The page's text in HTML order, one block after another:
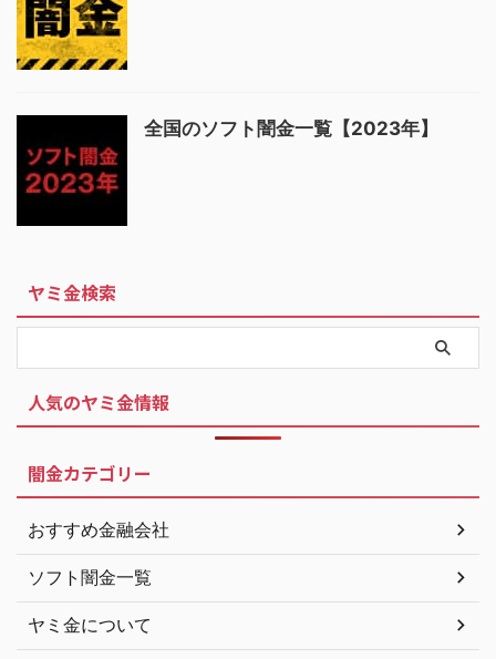
全国のソフト闇金一覧【2023年】
ヤミ金検索
人気のヤミ金情報
闇金カテゴリー
おすすめ金融会社
ソフト闇金一覧
ヤミ金について